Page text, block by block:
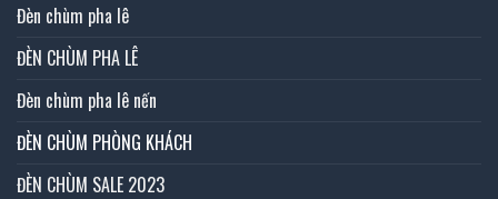
Đèn chùm pha lê
ĐÈN CHÙM PHA LÊ
Đèn chùm pha lê nến
ĐÈN CHÙM PHÒNG KHÁCH
ĐÈN CHÙM SALE 2023